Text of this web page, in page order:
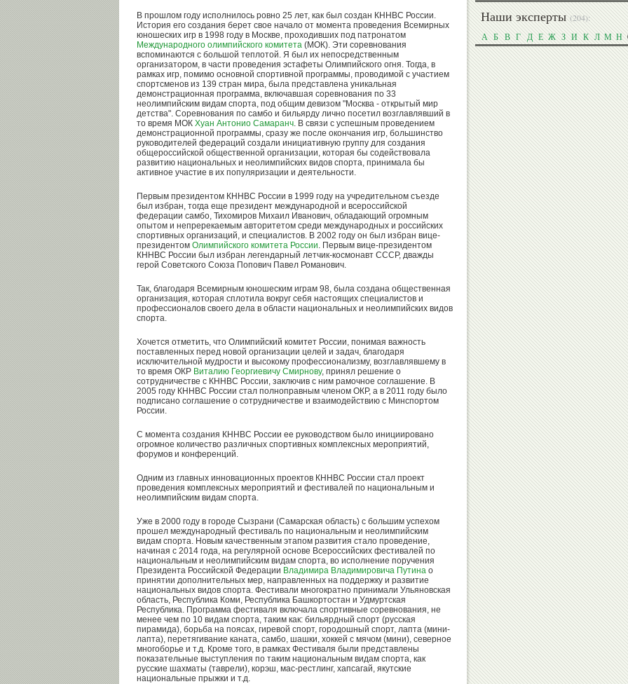
В прошлом году исполнилось ровно 25 лет, как был создан КННВС России.
История его создания берет свое начало от момента проведения Всемирных
юношеских игр в 1998 году в Москве, проходивших под патронатом
Международного олимпийского комитета (МОК). Эти соревнования
вспоминаются с большой теплотой. Я был их непосредственным
организатором, в части проведения эстафеты Олимпийского огня. Тогда, в
рамках игр, помимо основной спортивной программы, проводимой с участием
спортсменов из 139 стран мира, была представлена уникальная
демонстрационная программа, включавшая соревнования по 33
неолимпийским видам спорта, под общим девизом "Москва - открытый мир
детства". Соревнования по самбо и бильярду лично посетил возглавлявший в
то время МОК Хуан Антонио Самаранч. В связи с успешным проведением
демонстрационной программы, сразу же после окончания игр, большинство
руководителей федераций создали инициативную группу для создания
общероссийской общественной организации, которая бы содействовала
развитию национальных и неолимпийских видов спорта, принимала бы
активное участие в их популяризации и деятельности.
Первым президентом КННВС России в 1999 году на учредительном съезде
был избран, тогда еще президент международной и всероссийской
федерации самбо, Тихомиров Михаил Иванович, обладающий огромным
опытом и непререкаемым авторитетом среди международных и российских
спортивных организаций, и специалистов. В 2002 году он был избран вице-
президентом Олимпийского комитета России. Первым вице-президентом
КННВС России был избран легендарный летчик-космонавт СССР, дважды
герой Советского Союза Попович Павел Романович.
Так, благодаря Всемирным юношеским играм 98, была создана общественная
организация, которая сплотила вокруг себя настоящих специалистов и
профессионалов своего дела в области национальных и неолимпийских видов
спорта.
Хочется отметить, что Олимпийский комитет России, понимая важность
поставленных перед новой организации целей и задач, благодаря
исключительной мудрости и высокому профессионализму, возглавлявшему в
то время ОКР Виталию Георгиевичу Смирнову, принял решение о
сотрудничестве с КННВС России, заключив с ним рамочное соглашение. В
2005 году КННВС России стал полноправным членом ОКР, а в 2011 году было
подписано соглашение о сотрудничестве и взаимодействию с Минспортом
России.
С момента создания КННВС России ее руководством было инициировано
огромное количество различных спортивных комплексных мероприятий,
форумов и конференций.
Одним из главных инновационных проектов КННВС России стал проект
проведения комплексных мероприятий и фестивалей по национальным и
неолимпийским видам спорта.
Уже в 2000 году в городе Сызрани (Самарская область) с большим успехом
прошел международный фестиваль по национальным и неолимпийским
видам спорта. Новым качественным этапом развития стало проведение,
начиная с 2014 года, на регулярной основе Всероссийских фестивалей по
национальным и неолимпийским видам спорта, во исполнение поручения
Президента Российской Федерации Владимира Владимировича Путина о
принятии дополнительных мер, направленных на поддержку и развитие
национальных видов спорта. Фестивали многократно принимали Ульяновская
область, Республика Коми, Республика Башкортостан и Удмуртская
Республика. Программа фестиваля включала спортивные соревнования, не
менее чем по 10 видам спорта, таким как: бильярдный спорт (русская
пирамида), борьба на поясах, гиревой спорт, городошный спорт, лапта (мини-
лапта), перетягивание каната, самбо, шашки, хоккей с мячом (мини), северное
многоборье и т.д. Кроме того, в рамках Фестиваля были представлены
показательные выступления по таким национальным видам спорта, как
русские шахматы (таврели), корэш, мас-рестлинг, хапсагай, якутские
национальные прыжки и т.д.
Дмитрий
Дубровский
Екатерина
Киселева
Георгий
Брюсов
Владимир
Гескин
Сергей
Алексеев
Игорь
Горин
Анатолий
Царик
Александр
Душанин
Николай
Спинев
Хасанби
Таов
Вадим
Иванов
Бувайсар
Сайтиев
Александр
Карелин
Николай
Попов
Денис
Аблязин
Валентина
Родионенко
Наши эксперты(204):
А Б В Г Д Е Ж З И К Л М Н